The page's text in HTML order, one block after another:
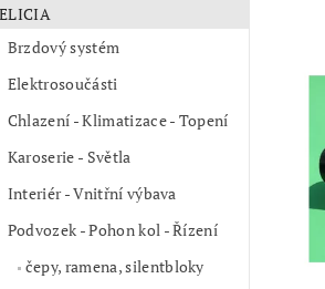
Brzdový systém
Elektrosoučásti
Chlazení - Klimatizace - Topení
Karoserie - Světla
Interiér - Vnitřní výbava
Podvozek - Pohon kol - Řízení
čepy, ramena, silentbloky